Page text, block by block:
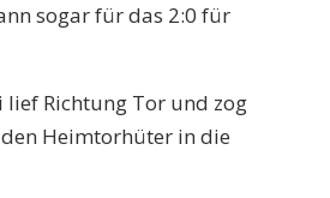
sogar für das 2:0 für
lief Richtung Tor und zog
Heimtorhüter in die